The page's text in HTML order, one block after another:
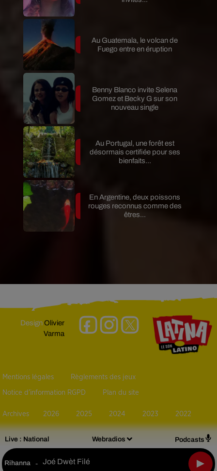
Live : National Webradios Podcasts
Rihanna - Joé Dwèt Filé
Au Guatemala, le volcan de
Fuego entre en éruption
Benny Blanco invite Selena
Gomez et Becky G sur son
nouveau single
Au Portugal, une forêt est
désormais certifiée pour ses
bienfaits...
En Argentine, deux poissons
rouges reconnus comme des
êtres...
DesignOlivier
Varma
Mentions légales Règlements des jeux
Notice d’information RGPD Plan du site
Archives 2026 2025 2024 2023 2022